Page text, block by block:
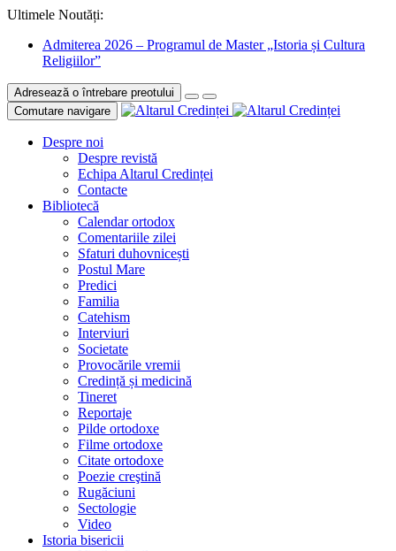
Ultimele Noutăți:
Admiterea 2026 – Programul de Master „Istoria și Cultura
Religiilor”
Adresează o întrebare preotului
Comutare navigare
Despre noi
Despre revistă
Echipa Altarul Credinței
Contacte
Bibliotecă
Calendar ortodox
Comentariile zilei
Sfaturi duhovnicești
Postul Mare
Predici
Familia
Catehism
Interviuri
Societate
Provocările vremii
Credință și medicină
Tineret
Reportaje
Pilde ortodoxe
Filme ortodoxe
Citate ortodoxe
Poezie creştină
Rugăciuni
Sectologie
Video
Istoria bisericii